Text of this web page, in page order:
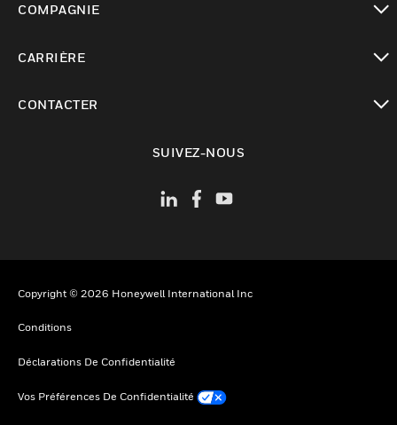
COMPAGNIE
CARRIÈRE
CONTACTER
SUIVEZ-NOUS
Copyright © 2026 Honeywell International Inc
Conditions
Déclarations De Confidentialité
Vos Préférences De Confidentialité